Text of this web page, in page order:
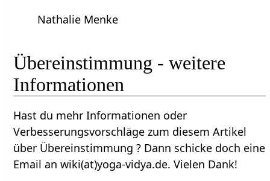
Nathalie Menke
Übereinstimmung‏‎ - weitere
Informationen
Hast du mehr Informationen oder
Verbesserungsvorschläge zum diesem Artikel
über Übereinstimmung‏‎ ? Dann schicke doch eine
Email an wiki(at)yoga-vidya.de. Vielen Dank!